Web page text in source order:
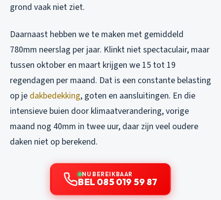
grond vaak niet ziet.
Daarnaast hebben we te maken met gemiddeld
780mm neerslag per jaar. Klinkt niet spectaculair, maar
tussen oktober en maart krijgen we 15 tot 19
regendagen per maand. Dat is een constante belasting
op je dakbedekking, goten en aansluitingen. En die
intensieve buien door klimaatverandering, vorige
maand nog 40mm in twee uur, daar zijn veel oudere
daken niet op berekend.
NU BEREIKBAAR
BEL 085 019 59 87